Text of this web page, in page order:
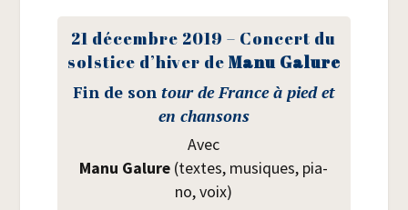
21 décembre 2019 – Concert du
sol­stice d’hiver de Manu Galure
Fin de son tour de France à pied et
en chansons
Avec
Manu Galure (textes, musiques, pia­
no, voix)